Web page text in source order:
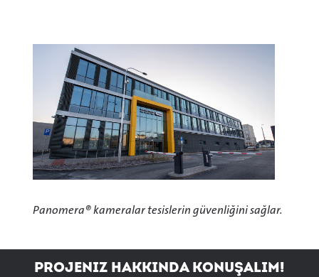
Panomera® kameralar tesislerin güvenliğini sağlar.
Projeniz hakkında konuşalım!